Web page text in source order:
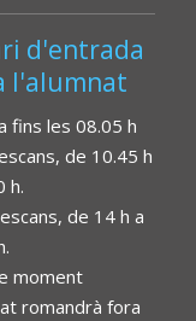
d'entrada
l'alumnat
fins les 08.05 h
de 10.45 h
h.
de 14 h a
moment
romandrà fora